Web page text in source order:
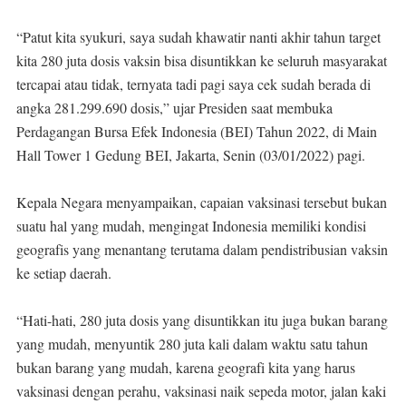
“Patut kita syukuri, saya sudah khawatir nanti akhir tahun target
kita 280 juta dosis vaksin bisa disuntikkan ke seluruh masyarakat
tercapai atau tidak, ternyata tadi pagi saya cek sudah berada di
angka 281.299.690 dosis,” ujar Presiden saat membuka
Perdagangan Bursa Efek Indonesia (BEI) Tahun 2022, di Main
Hall Tower 1 Gedung BEI, Jakarta, Senin (03/01/2022) pagi.
Kepala Negara menyampaikan, capaian vaksinasi tersebut bukan
suatu hal yang mudah, mengingat Indonesia memiliki kondisi
geografis yang menantang terutama dalam pendistribusian vaksin
ke setiap daerah.
“Hati-hati, 280 juta dosis yang disuntikkan itu juga bukan barang
yang mudah, menyuntik 280 juta kali dalam waktu satu tahun
bukan barang yang mudah, karena geografi kita yang harus
vaksinasi dengan perahu, vaksinasi naik sepeda motor, jalan kaki